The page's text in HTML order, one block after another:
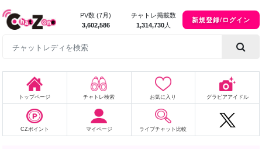
PV数 (7月)
3,602,586
チャトレ掲載数
1,314,730 人
新規登録/ログイン
トップページ チャトレ検索 お気に入り グラビアアイドル
CZポイント マイページ ライブチャット比較